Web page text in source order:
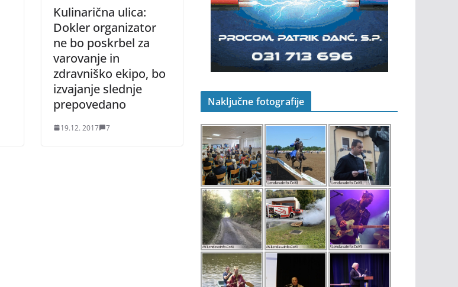
Kulinarična ulica:
Dokler organizator
ne bo poskrbel za
varovanje in
zdravniško ekipo, bo
izvajanje slednje
prepovedano
19.12. 2017 7
Naključne fotografije